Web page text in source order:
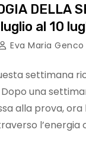
DELLA
al 10
Eva Maria Genco
settimana
una
alla prova, ora